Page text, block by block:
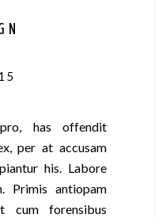
has offendit
per at accusam
his. Labore
Primis antiopam
cum forensibus